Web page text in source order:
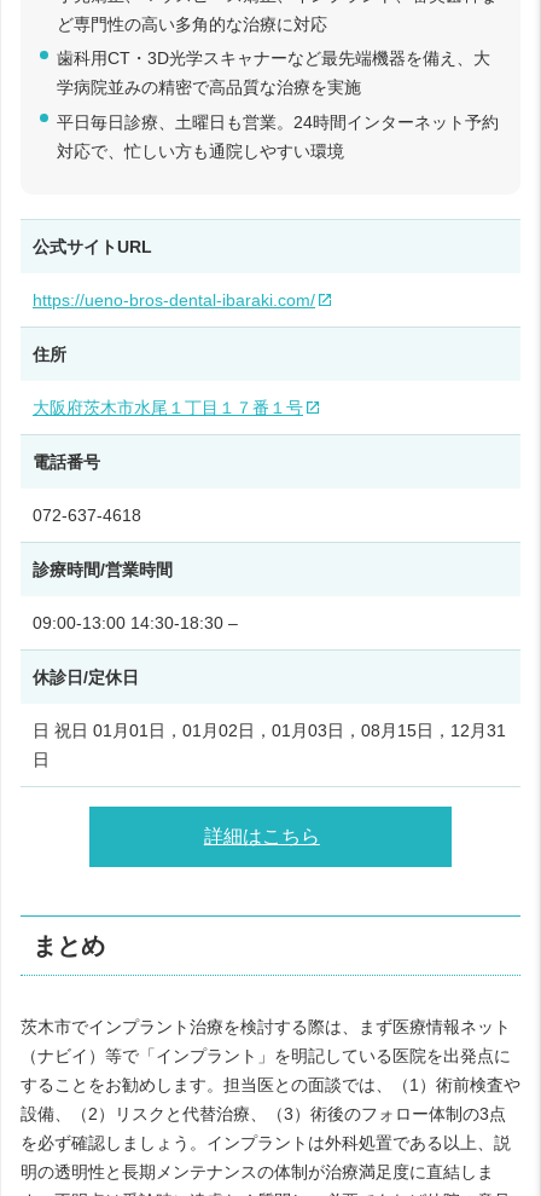
ど専門性の高い多角的な治療に対応
歯科用CT・3D光学スキャナーなど最先端機器を備え、大
学病院並みの精密で高品質な治療を実施
平日毎日診療、土曜日も営業。24時間インターネット予約
対応で、忙しい方も通院しやすい環境
公式サイトURL
https://ueno-bros-dental-ibaraki.com/
住所
大阪府茨木市水尾１丁目１７番１号
電話番号
072-637-4618
診療時間/営業時間
09:00-13:00 14:30-18:30 –
休診日/定休日
日 祝日 01月01日，01月02日，01月03日，08月15日，12月31
日
詳細はこちら
まとめ
茨木市でインプラント治療を検討する際は、まず医療情報ネット
（ナビイ）等で「インプラント」を明記している医院を出発点に
することをお勧めします。担当医との面談では、（1）術前検査や
設備、（2）リスクと代替治療、（3）術後のフォロー体制の3点
を必ず確認しましょう。インプラントは外科処置である以上、説
明の透明性と長期メンテナンスの体制が治療満足度に直結しま